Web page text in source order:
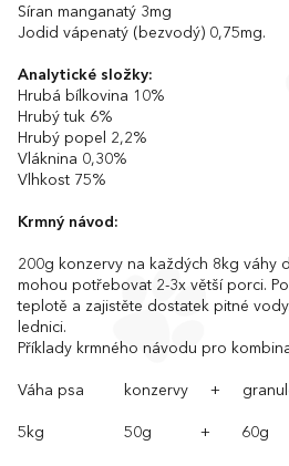
Síran manganatý 3mg
Jodid vápenatý (bezvodý) 0,75mg.
Analytické složky:
Hrubá bílkovina 10%
Hrubý tuk 6%
Hrubý popel 2,2%
Vláknina 0,30%
Vlhkost 75%
Krmný návod:
200g konzervy na každých 8kg váhy
mohou potřebovat 2-3x větší porci.
teplotě a zajistěte dostatek pitné
lednici.
Příklady krmného návodu pro
Váha psa konzervy +
5kg 50g + 60g